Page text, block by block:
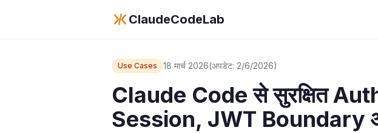
ClaudeCodeLab
Use Cases 18 मार्च 2026(अपडेट: 2/6/2026)
Claude Code से सुरक्षित
Session, JWT Boundary